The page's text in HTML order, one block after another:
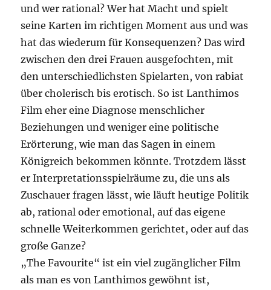
und wer rational? Wer hat Macht und spielt
seine Karten im richtigen Moment aus und was
hat das wiederum für Konsequenzen? Das wird
zwischen den drei Frauen ausgefochten, mit
den unterschiedlichsten Spielarten, von rabiat
über cholerisch bis erotisch. So ist Lanthimos
Film eher eine Diagnose menschlicher
Beziehungen und weniger eine politische
Erörterung, wie man das Sagen in einem
Königreich bekommen könnte. Trotzdem lässt
er Interpretationsspielräume zu, die uns als
Zuschauer fragen lässt, wie läuft heutige Politik
ab, rational oder emotional, auf das eigene
schnelle Weiterkommen gerichtet, oder auf das
große Ganze?
„The Favourite“ ist ein viel zugänglicher Film
als man es von Lanthimos gewöhnt ist,